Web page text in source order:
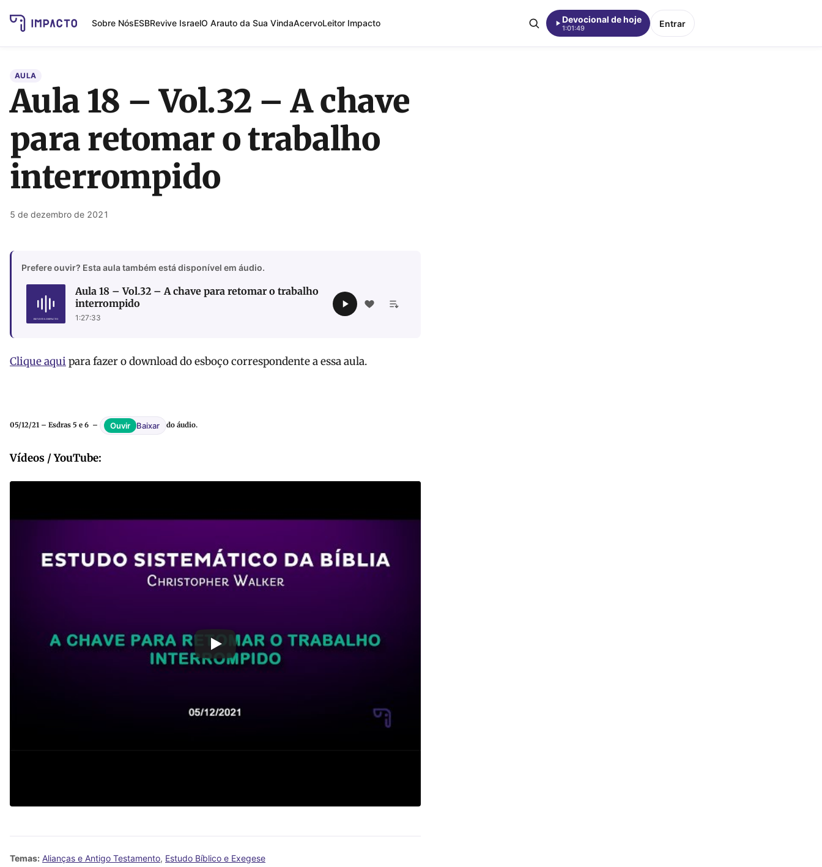
Sobre NósESBRevive IsraelO Arauto da Sua VindaAcervoLeitor Impacto Devocional de hoje
1:01:49 Entrar
AULA
Aula 18 – Vol.32 – A chave
para retomar o trabalho
interrompido
5 de dezembro de 2021
Prefere ouvir? Esta aula também está disponível em áudio.
Aula 18 – Vol.32 – A chave para retomar o trabalho
interrompido
1:27:33
Clique aqui para fazer o download do esboço correspondente a essa aula.
05/12/21 – Esdras 5 e 6 – Ouvir Baixar do áudio.
Vídeos / YouTube:
Temas: Alianças e Antigo Testamento, Estudo Bíblico e Exegese